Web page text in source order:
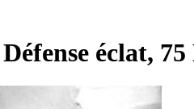
éclat,